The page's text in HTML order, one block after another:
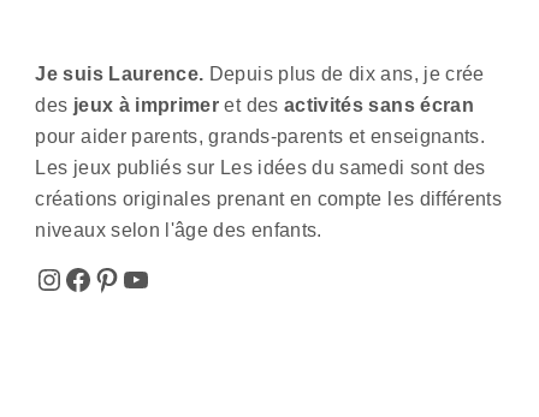
Je suis Laurence. Depuis plus de dix ans, je crée
des jeux à imprimer et des activités sans écran
pour aider parents, grands-parents et enseignants.
Les jeux publiés sur Les idées du samedi sont des
créations originales prenant en compte les différents
niveaux selon l'âge des enfants.
Instagram
Facebook
Pinterest
YouTube